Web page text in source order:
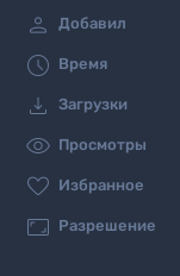
 Добавил
 Время
 Загрузки
 Просмотры
 Избранное
 Разрешение